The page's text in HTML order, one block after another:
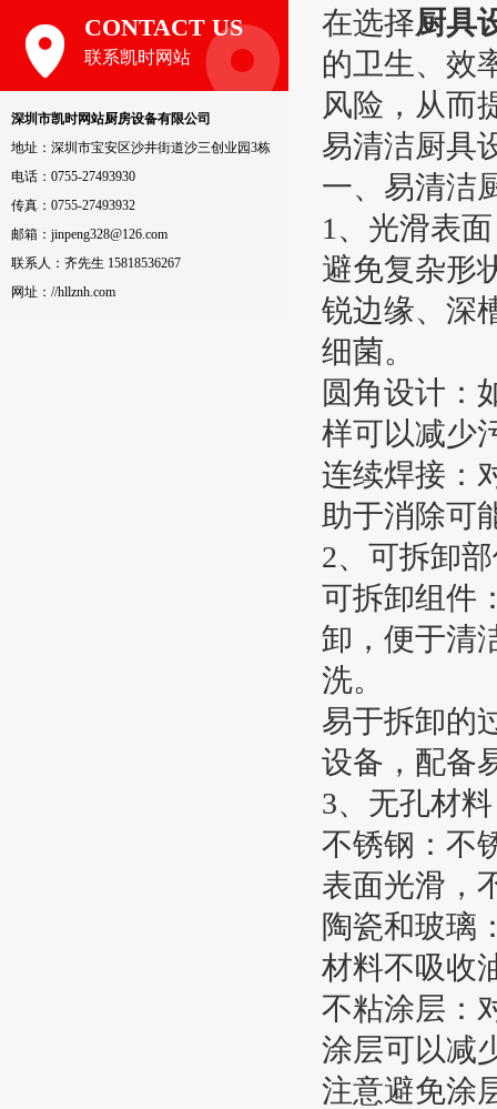
CONTACT US
联系凯时网站
深圳市凯时网站厨房设备有限公司
地址：深圳市宝安区沙井街道沙三创业园3栋
电话：0755-27493930
传真：0755-27493932
邮箱：jinpeng328@126.com
联系人：齐先生 15818536267
网址：//hllznh.com
在选择厨具
的卫生、效
风险，从而
易清洁厨具
一、易清洁
1、光滑表
避免复杂形
锐边缘、深槽
细菌。
圆角
样可以减少
连续焊接：
助于消除可
2、可拆卸
可拆卸组件
卸，便于清洁
洗。
易于
设备，配备
3、无孔材料
不锈钢：不
表面光滑，
陶瓷和玻璃
材料不吸收
不粘涂层：
涂层
注意避免涂